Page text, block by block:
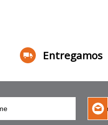
Entregamos